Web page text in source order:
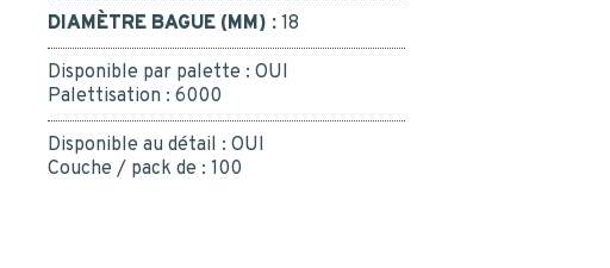
INSCRIPTION
DIAMÈTRE BAGUE (MM) : 18
Disponible par palette : OUI
Palettisation : 6000
Disponible au détail : OUI
Couche / pack de : 100
de mes